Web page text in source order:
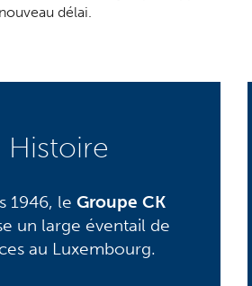
délai.
Histoire
1946, le Groupe CK
un large éventail de
au Luxembourg.